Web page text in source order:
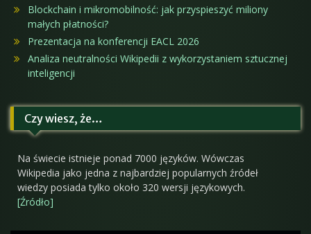
Blockchain i mikromobilność: jak przyspieszyć miliony
małych płatności?
Prezentacja na konferencji EACL 2026
Analiza neutralności Wikipedii z wykorzystaniem sztucznej
inteligencji
Czy wiesz, że…
Na świecie istnieje ponad 7000 języków. Wówczas
Wikipedia jako jedna z najbardziej popularnych źródeł
wiedzy posiada tylko około 320 wersji językowych.
[Źródło]